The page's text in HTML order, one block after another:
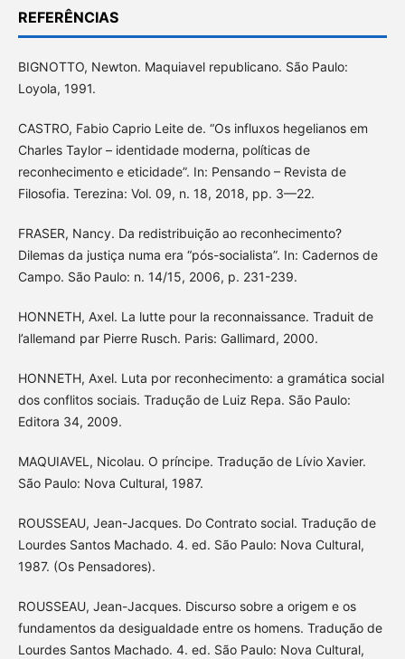
REFERÊNCIAS
BIGNOTTO, Newton. Maquiavel republicano. São Paulo:
Loyola, 1991.
CASTRO, Fabio Caprio Leite de. “Os influxos hegelianos em
Charles Taylor – identidade moderna, políticas de
reconhecimento e eticidade”. In: Pensando – Revista de
Filosofia. Terezina: Vol. 09, n. 18, 2018, pp. 3—22.
FRASER, Nancy. Da redistribuição ao reconhecimento?
Dilemas da justiça numa era “pós-socialista”. In: Cadernos de
Campo. São Paulo: n. 14/15, 2006, p. 231-239.
HONNETH, Axel. La lutte pour la reconnaissance. Traduit de
l’allemand par Pierre Rusch. Paris: Gallimard, 2000.
HONNETH, Axel. Luta por reconhecimento: a gramática social
dos conflitos sociais. Tradução de Luiz Repa. São Paulo:
Editora 34, 2009.
MAQUIAVEL, Nicolau. O príncipe. Tradução de Lívio Xavier.
São Paulo: Nova Cultural, 1987.
ROUSSEAU, Jean-Jacques. Do Contrato social. Tradução de
Lourdes Santos Machado. 4. ed. São Paulo: Nova Cultural,
1987. (Os Pensadores).
ROUSSEAU, Jean-Jacques. Discurso sobre a origem e os
fundamentos da desigualdade entre os homens. Tradução de
Lourdes Santos Machado. 4. ed. São Paulo: Nova Cultural,